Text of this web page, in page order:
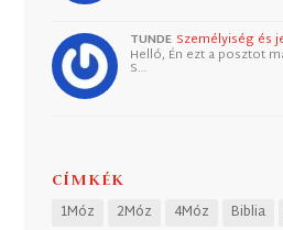
TUNDE Személyiség és
Helló, Én ezt a posztot
S…
CÍMKÉK
1Móz 2Móz 4Móz Biblia